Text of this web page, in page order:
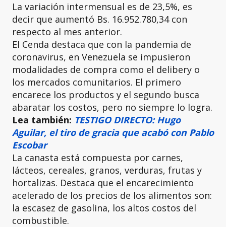
La variación intermensual es de 23,5%, es
decir que aumentó Bs. 16.952.780,34 con
respecto al mes anterior.
El Cenda destaca que con la pandemia de
coronavirus, en Venezuela se impusieron
modalidades de compra como el delibery o
los mercados comunitarios. El primero
encarece los productos y el segundo busca
abaratar los costos, pero no siempre lo logra.
Lea también: TESTIGO DIRECTO: Hugo
Aguilar, el tiro de gracia que acabó con Pablo
Escobar
La canasta está compuesta por carnes,
lácteos, cereales, granos, verduras, frutas y
hortalizas. Destaca que el encarecimiento
acelerado de los precios de los alimentos son:
la escasez de gasolina, los altos costos del
combustible.